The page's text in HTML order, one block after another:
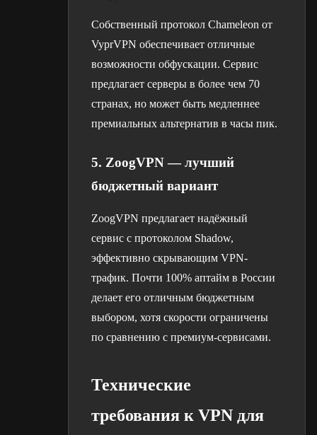
Собственный протокол Chameleon от
VyprVPN обеспечивает отличные
возможности обфускации. Сервис
предлагает серверы в более чем 70
странах, но может быть медленнее
премиальных альтернатив в часы пик.
5. ZoogVPN — лучший
бюджетный вариант
ZoogVPN предлагает надёжный
сервис с протоколом Shadow,
эффективно скрывающим VPN-
трафик. Почти 100% аптайм в России
делает его отличным бюджетным
выбором, хотя скорости ограничены
по сравнению с премиум-сервисами.
Технические
требования к VPN для